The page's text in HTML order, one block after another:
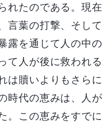
れたのである。現在
言葉の打撃、そして
露を通じて人の中の
て人が後に救われる
は贖いよりもさらに
時代の恵みは、人が
。この恵みをすでに